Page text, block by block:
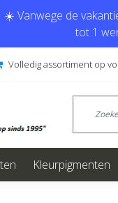
☀️ Vanwege de
tot 1
Volledig assortiment op
Kleurpigmenten